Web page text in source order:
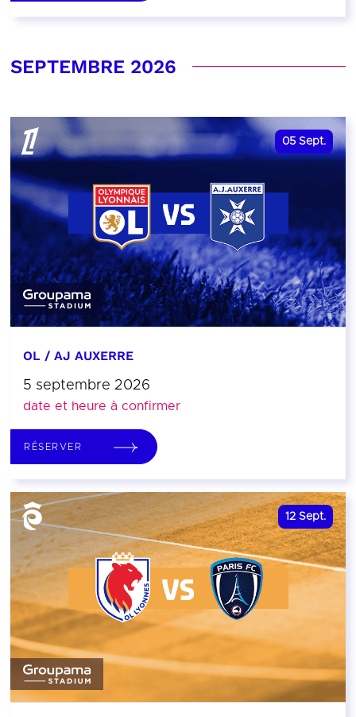
SEPTEMBRE 2026
05 Sept.
OL / AJ AUXERRE
5 septembre 2026
date et heure à confirmer
RÉSERVER
12 Sept.